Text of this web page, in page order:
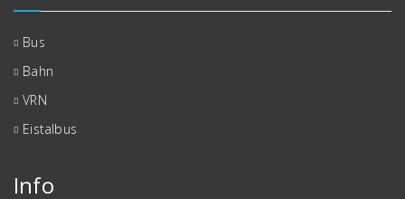
Bus
Bahn
VRN
Eistalbus
Info